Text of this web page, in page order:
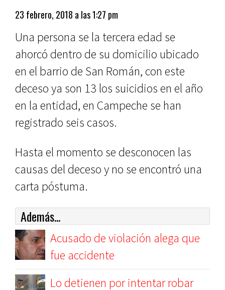
23 febrero, 2018 a las 1:27 pm
Una persona se la tercera edad se
ahorcó dentro de su domicilio ubicado
en el barrio de San Román, con este
deceso ya son 13 los suicidios en el año
en la entidad, en Campeche se han
registrado seis casos.
Hasta el momento se desconocen las
causas del deceso y no se encontró una
carta póstuma.
Además...
Acusado de violación alega que
fue accidente
Lo detienen por intentar robar